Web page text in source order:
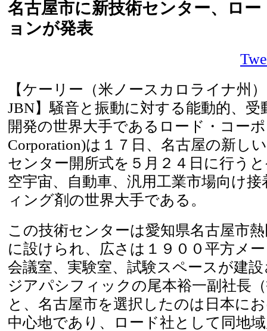
名古屋市に新技術センター、ロ
ョンが発表
【ケーリー（米ノースカロライナ州
JBN】騒音と振動に対する能動的、
開発の世界大手であるロード・コー
Corporation)は１７日、名古屋の新し
センター開所式を５月２４日に行う
空宇宙、自動車、汎用工業市場向け
ィング剤の世界大手である。
この技術センターは愛知県名古屋市
に設けられ、広さは１９００平方メ
会議室、実験室、試験スペースが建
ジアパシフィックの尾本裕一副社長
と、名古屋市を選択したのは日本に
中心地であり、ロード社として同地